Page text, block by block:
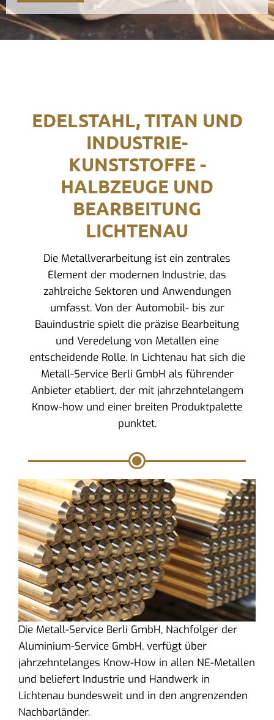
EDELSTAHL, TITAN UND
INDUSTRIE-
KUNSTSTOFFE -
HALBZEUGE UND
BEARBEITUNG
LICHTENAU
Die Metallverarbeitung ist ein zentrales
Element der modernen Industrie, das
zahlreiche Sektoren und Anwendungen
umfasst. Von der Automobil- bis zur
Bauindustrie spielt die präzise Bearbeitung
und Veredelung von Metallen eine
entscheidende Rolle. In Lichtenau hat sich die
Metall-Service Berli GmbH als führender
Anbieter etabliert, der mit jahrzehntelangem
Know-how und einer breiten Produktpalette
punktet.
Die Metall-Service Berli GmbH, Nachfolger der
Aluminium-Service GmbH, verfügt über
jahrzehntelanges Know-How in allen NE-Metallen
und beliefert Industrie und Handwerk in
Lichtenau bundesweit und in den angrenzenden
Nachbarländer.